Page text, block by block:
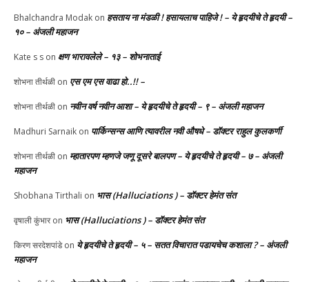
Bhalchandra Modak on हसताय ना मंडळी‌ ! हसायलाच पाहिजे ! – ये हृदयीचे ते हृदयी –
१० – अंजली महाजन
Kate s s on क्षण भारावलेले – १३ – शोभनाताई
शोभना तीर्थळी on एस एम एस वाढा हो..!! –
शोभना तीर्थळी on नवीन वर्ष नवीन आशा – ये हृदयीचे ते हृदयी – ९ – अंजली महाजन
Madhuri Sarnaik on पार्किन्सन्स आणि त्यावरील नवी औषधे – डॉक्टर राहुल कुलकर्णी
शोभना तीर्थळी on म्हातारपण म्हणजे जणू दूसरे बालपण – ये हृदयीचे ते हृदयी – ७ – अंजली
महाजन
Shobhana Tirthali on भास (Halluciations ) – डॉक्टर हेमंत संत
वृषाली कुंभारon भास (Halluciations ) – डॉक्टर हेमंत संत
किरण सरदेशपांडेon ये हृदयीचे ते हृदयी – ५ – सतत विचारात पडायचेच कशाला ? – अंजली
महाजन